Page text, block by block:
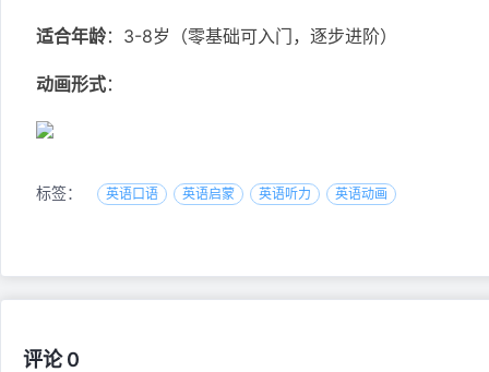
适合年龄：3-8岁（零基础可入门，逐步进阶）
动画形式：
标签： 英语口语 英语启蒙 英语听力 英语动画
评论 0